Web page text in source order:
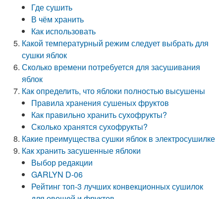
Где сушить
В чём хранить
Как использовать
Какой температурный режим следует выбрать для
сушки яблок
Сколько времени потребуется для засушивания
яблок
Как определить, что яблоки полностью высушены
Правила хранения сушеных фруктов
Как правильно хранить сухофрукты?
Сколько хранятся сухофрукты?
Какие преимущества сушки яблок в электросушилке
Как хранить засушенные яблоки
Выбор редакции
GARLYN D-06
Рейтинг топ-3 лучших конвекционных сушилок